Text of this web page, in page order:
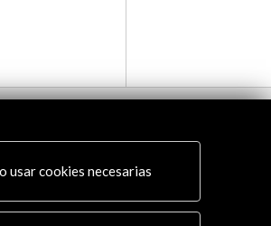
usar cookies necesarias